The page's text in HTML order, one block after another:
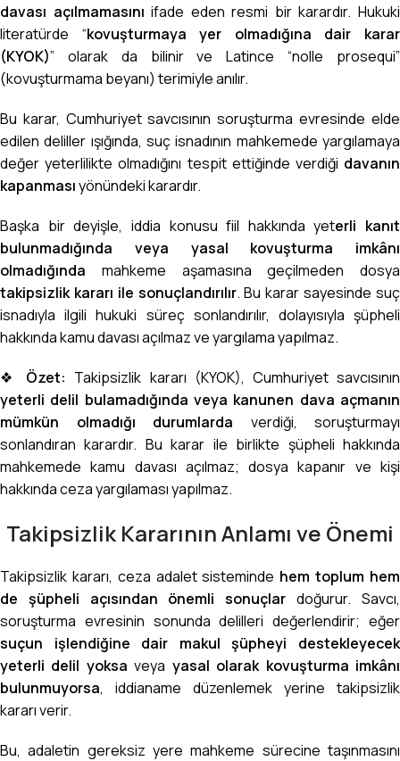
davası açılmamasını ifade eden resmi bir karardır. Hukuki
literatürde “kovuşturmaya yer olmadığına dair karar
(KYOK)” olarak da bilinir ve Latince “nolle prosequi”
(kovuşturmama beyanı) terimiyle anılır.
Bu karar, Cumhuriyet savcısının soruşturma evresinde elde
edilen deliller ışığında, suç isnadının mahkemede yargılamaya
değer yeterlilikte olmadığını tespit ettiğinde verdiği davanın
kapanmasıyönündeki karardır.
Başka bir deyişle, iddia konusu fiil hakkında yeterli kanıt
bulunmadığında veya yasal kovuşturma imkânı
olmadığında mahkeme aşamasına geçilmeden dosya
takipsizlik kararı ile sonuçlandırılır. Bu karar sayesinde suç
isnadıyla ilgili hukuki süreç sonlandırılır, dolayısıyla şüpheli
hakkında kamu davası açılmaz ve yargılama yapılmaz.
❖ Özet: Takipsizlik kararı (KYOK), Cumhuriyet savcısının
yeterli delil bulamadığında veya kanunen dava açmanın
mümkün olmadığı durumlarda verdiği, soruşturmayı
sonlandıran karardır. Bu karar ile birlikte şüpheli hakkında
mahkemede kamu davası açılmaz; dosya kapanır ve kişi
hakkında ceza yargılaması yapılmaz.
Takipsizlik Kararının Anlamı ve Önemi
Takipsizlik kararı, ceza adalet sisteminde hem toplum hem
de şüpheli açısından önemli sonuçlar doğurur. Savcı,
soruşturma evresinin sonunda delilleri değerlendirir; eğer
suçun işlendiğine dair makul şüpheyi destekleyecek
yeterli delil yoksa veya yasal olarak kovuşturma imkânı
bulunmuyorsa, iddianame düzenlemek yerine takipsizlik
kararı verir.
Bu, adaletin gereksiz yere mahkeme sürecine taşınmasını